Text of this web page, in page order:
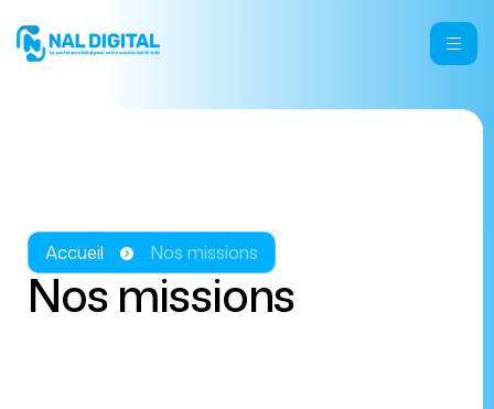
Accueil Nos missions
Nos missions